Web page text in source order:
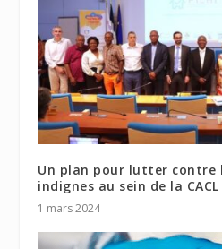
Un plan pour lutter contre
indignes au sein de la CACL
1 mars 2024